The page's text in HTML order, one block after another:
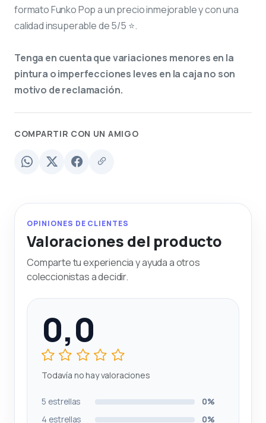
formato Funko Pop a un precio inmejorable y con una
calidad insuperable de 5/5 ⭐.
Tenga en cuenta que variaciones menores en la
pintura o imperfecciones leves en la caja no son
motivo de reclamación.
COMPARTIR CON UN AMIGO
OPINIONES DE CLIENTES
Valoraciones del producto
Comparte tu experiencia y ayuda a otros
coleccionistas a decidir.
0,0
Todavía no hay valoraciones
5 estrellas
0%
4 estrellas
0%